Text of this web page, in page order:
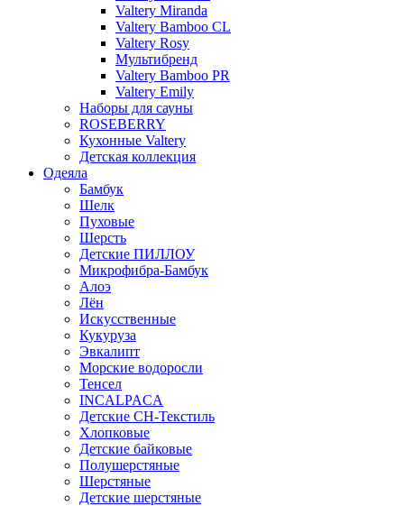
Valtery Miranda
Valtery Bamboo CL
Valtery Rosy
Мультибренд
Valtery Bamboo PR
Valtery Emily
Наборы для сауны
ROSEBERRY
Кухонные Valtery
Детская коллекция
Одеяла
Бамбук
Шелк
Пуховые
Шерсть
Детские ПИЛЛОУ
Микрофибра-Бамбук
Алоэ
Лён
Искусственные
Кукуруза
Эвкалипт
Морские водоросли
Тенсел
INCALPACA
Детские СН-Текстиль
Хлопковые
Детские байковые
Полушерстяные
Шерстяные
Детские шерстяные